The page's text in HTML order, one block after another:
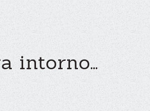
intorno...